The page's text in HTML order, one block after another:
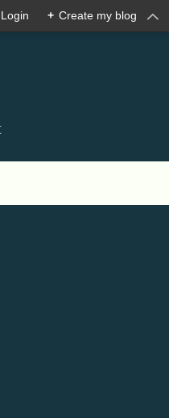
Login + Create my blog